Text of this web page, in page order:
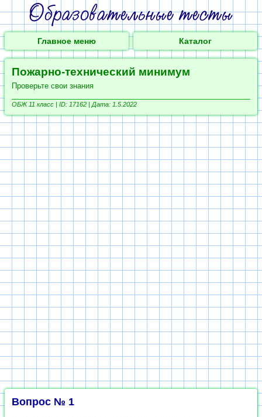
Главное меню Каталог
Пожарно-технический минимум
Проверьте свои знания
ОБЖ 11 класс | ID: 17162 | Дата: 1.5.2022
Вопрос № 1